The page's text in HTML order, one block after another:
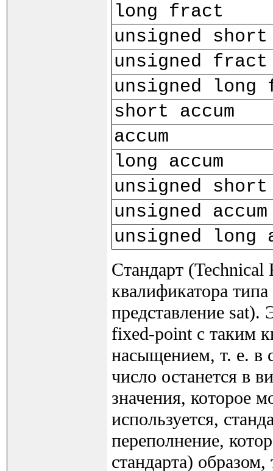
long fract
unsigned
unsigned fract
unsigned long
short accum
accum
long accum
unsigned short
unsigned accum
unsigned long
Стандарт (Technical
квалификатора
представление sat).
fixed-point с таким
насыщением, т. е. в
число останется в
значения, которое
используется,
переполнение,
стандарта)